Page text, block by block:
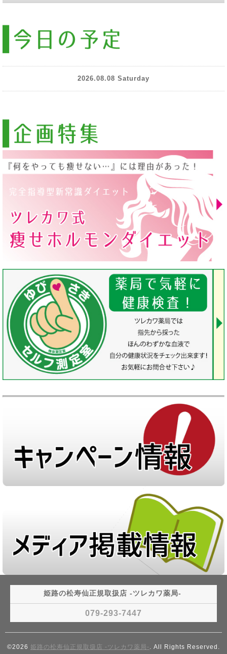
2026.08.08 Saturday
姫路の松寿仙正規取扱店 ‐ツレカワ薬局‐
079-293-7447
©2026 姫路の松寿仙正規取扱店 ‐ツレカワ薬局‐ . All Rights Reserved.